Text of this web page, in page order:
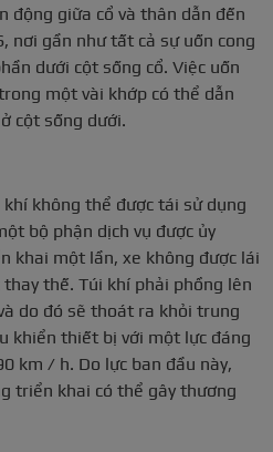
động giữa cổ và thân dẫn đến
nơi gần như tất cả sự uốn cong
dưới cột sống cổ. Việc uốn
một vài khớp có thể dẫn
cột sống dưới.
không thể được tái sử dụng
bộ phận dịch vụ được ủy
khai một lần, xe không được lái
thế. Túi khí phải phồng lên
do đó sẽ thoát ra khỏi trung
khiển thiết bị với một lực đáng
km / h. Do lực ban đầu này,
triển khai có thể gây thương